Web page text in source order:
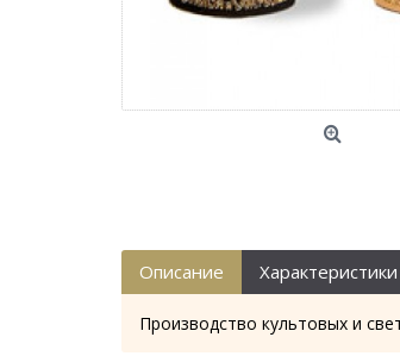
Описание Характеристики
Производство культовых и